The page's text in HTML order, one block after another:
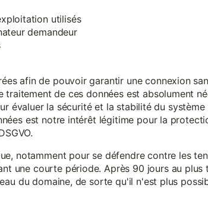
utilisés
demandeur
afin de pouvoir garantir une connexion
traitement de ces données est absolument
évaluer la sécurité et la stabilité du
est notre intérêt légitime pour la
notamment pour se défendre contre les
une courte période. Après 90 jours au
du domaine, de sorte qu'il n'est plus